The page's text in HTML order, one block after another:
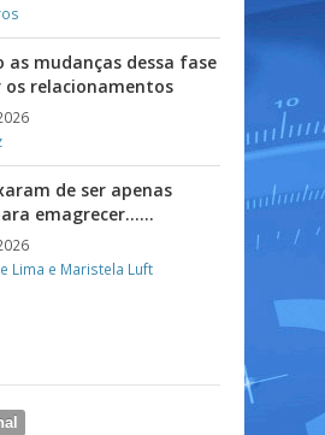
as mudanças dessa fase
relacionamentos
de ser apenas
emagrecer……
Lima e Maristela Luft